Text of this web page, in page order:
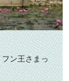
ン王さまっ